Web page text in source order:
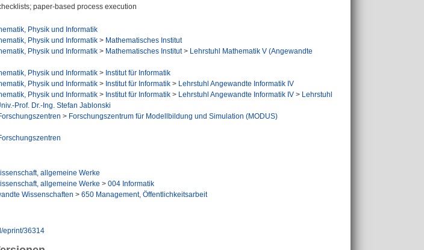
paper-based process execution
Physik und Informatik
Physik und Informatik > Mathematisches Institut
Physik und Informatik > Mathematisches Institut> Lehrstuhl Mathematik V (Angewandte
Physik und Informatik > Institut für Informatik
Physik und Informatik > Institut für Informatik > Lehrstuhl Angewandte Informatik IV
Physik und Informatik > Institut für Informatik > Lehrstuhl Angewandte Informatik IV > Lehrstuhl
Prof. Dr.-Ing. Stefan Jablonski
> Forschungszentrum für Modellbildung und Simulation (MODUS)
allgemeine Werke
allgemeine Werke > 004 Informatik
Wissenschaften > 650 Management, Öffentlichkeitsarbeit
eprint/36314